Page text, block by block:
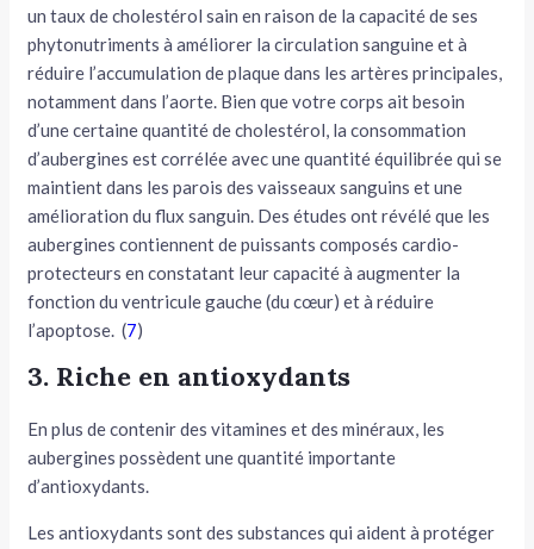
un taux de cholestérol sain en raison de la capacité de ses
phytonutriments à améliorer la circulation sanguine et à
réduire l’accumulation de plaque dans les artères principales,
notamment dans l’aorte. Bien que votre corps ait besoin
d’une certaine quantité de cholestérol, la consommation
d’aubergines est corrélée avec une quantité équilibrée qui se
maintient dans les parois des vaisseaux sanguins et une
amélioration du flux sanguin. Des études ont révélé que les
aubergines contiennent de puissants composés cardio-
protecteurs en constatant leur capacité à augmenter la
fonction du ventricule gauche (du cœur) et à réduire
l’apoptose. (7)
3. Riche en antioxydants
En plus de contenir des vitamines et des minéraux, les
aubergines possèdent une quantité importante
d’antioxydants.
Les antioxydants sont des substances qui aident à protéger